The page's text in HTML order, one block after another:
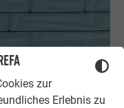
zur
Erlebnis zu